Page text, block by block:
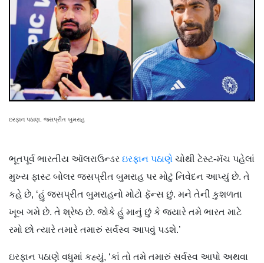
ઇરફાન પઠાણ, જસપ્રીત બુમરાહ
ભૂતપૂર્વ ભારતીય ઑલરાઉન્ડર ઇરફાન પઠાણે ચોથી ટેસ્ટ-મૅચ પહેલાં
મુખ્ય ફાસ્ટ બોલર જસપ્રીત બુમરાહ પર મોટું નિવેદન આપ્યું છે. તે
કહે છે, ‘હું જસપ્રીત બુમરાહનો મોટો ફૅન્સ છું. મને તેની કુશળતા
ખૂબ ગમે છે. તે શ્રેષ્ઠ છે. જોકે હું માનું છું કે જ્યારે તમે ભારત માટે
રમો છો ત્યારે તમારે તમારું સર્વસ્વ આપવું પડશે.’
ઇરફાન પઠાણે વધુમાં કહ્યું, ‘કાં તો તમે તમારું સર્વસ્વ આપો અથવા